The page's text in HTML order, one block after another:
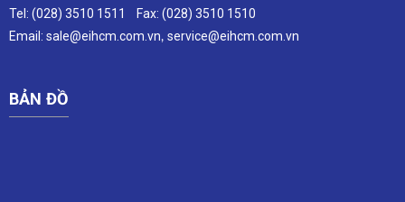
Tel: (028) 3510 1511 Fax: (028) 3510 1510
Email: sale@eihcm.com.vn, service@eihcm.com .vn
BẢN ĐỒ